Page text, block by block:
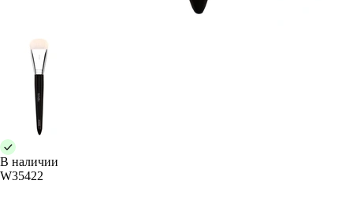
В наличии
W35422